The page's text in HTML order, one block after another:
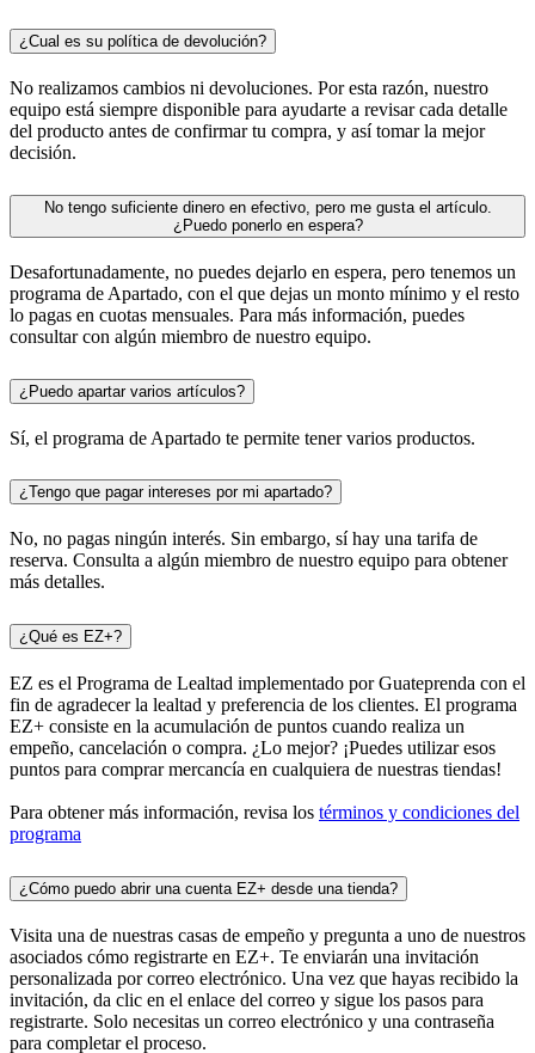
¿Cual es su política de devolución?
No realizamos cambios ni devoluciones. Por esta razón, nuestro
equipo está siempre disponible para ayudarte a revisar cada detalle
del producto antes de confirmar tu compra, y así tomar la mejor
decisión.
No tengo suficiente dinero en efectivo, pero me gusta el artículo.
¿Puedo ponerlo en espera?
Desafortunadamente, no puedes dejarlo en espera, pero tenemos un
programa de Apartado, con el que dejas un monto mínimo y el resto
lo pagas en cuotas mensuales. Para más información, puedes
consultar con algún miembro de nuestro equipo.
¿Puedo apartar varios artículos?
Sí, el programa de Apartado te permite tener varios productos.
¿Tengo que pagar intereses por mi apartado?
No, no pagas ningún interés. Sin embargo, sí hay una tarifa de
reserva. Consulta a algún miembro de nuestro equipo para obtener
más detalles.
¿Qué es EZ+?
EZ es el Programa de Lealtad implementado por Guateprenda con el
fin de agradecer la lealtad y preferencia de los clientes. El programa
EZ+ consiste en la acumulación de puntos cuando realiza un
empeño, cancelación o compra. ¿Lo mejor? ¡Puedes utilizar esos
puntos para comprar mercancía en cualquiera de nuestras tiendas!
Para obtener más información, revisa los términos y condiciones del
programa
¿Cómo puedo abrir una cuenta EZ+ desde una tienda?
Visita una de nuestras casas de empeño y pregunta a uno de nuestros
asociados cómo registrarte en EZ+. Te enviarán una invitación
personalizada por correo electrónico. Una vez que hayas recibido la
invitación, da clic en el enlace del correo y sigue los pasos para
registrarte. Solo necesitas un correo electrónico y una contraseña
para completar el proceso.